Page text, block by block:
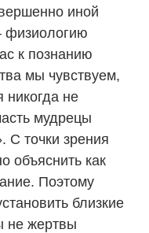
иной
физиологию
к познанию
мы чувствуем,
никогда не
мудрецы
С точки зрения
объяснить как
Поэтому
близкие
не жертвы